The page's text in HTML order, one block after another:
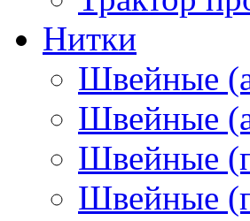
Нитки
Швейные
Швейные
Швейные
Швейные